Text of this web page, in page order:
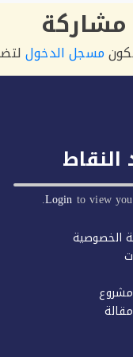
مسجل الدخول
Login to view
الخصوصية